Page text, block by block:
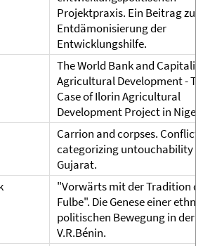
Projektpraxis. Ein Beitrag zur
Entdämonisierung der
Entwicklungshilfe.
The World Bank and Capitalist
Agricultural Development - The
Case of Ilorin Agricultural
Development Project in
Carrion and corpses. Conflict in
categorizing untouchability in
Gujarat.
"Vorwärts mit der Tradition der
Fulbe". Die Genese einer
politischen Bewegung in der
V.R.Bénin.